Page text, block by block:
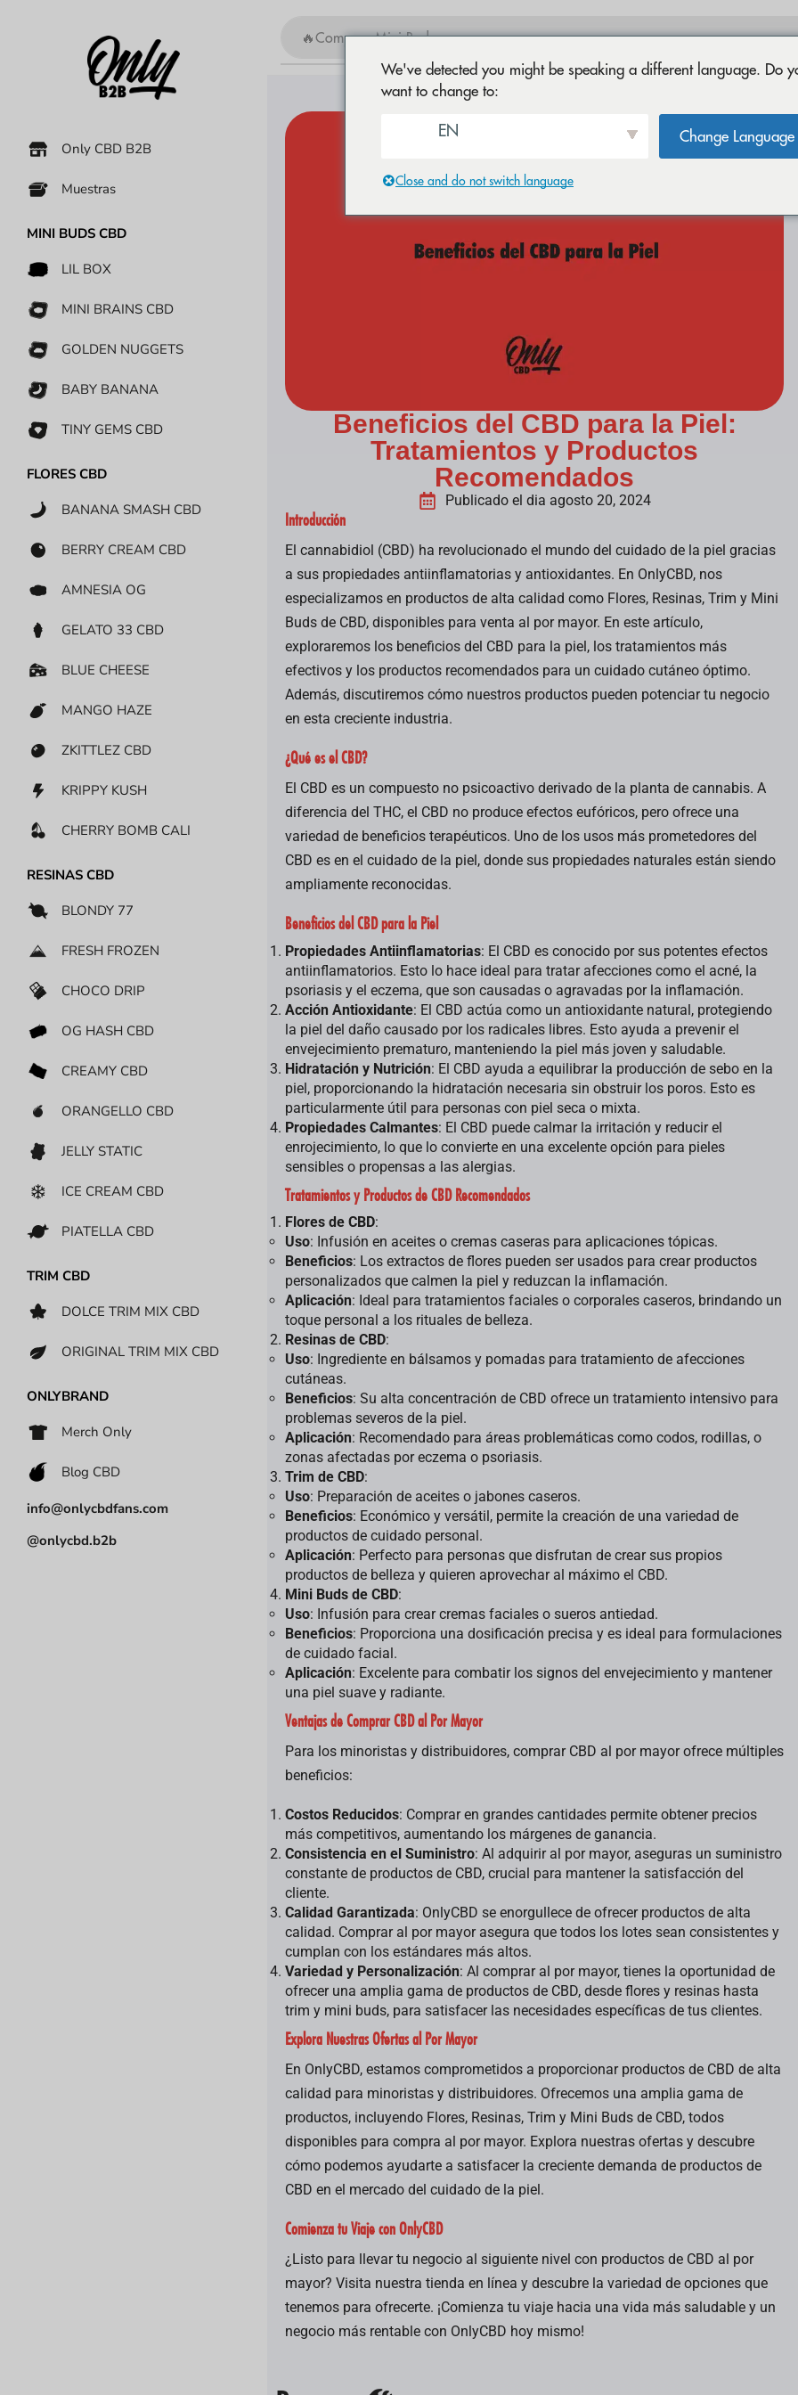
Only CBD B2B
Muestras
MINI BUDS CBD
LIL BOX
MINI BRAINS CBD
GOLDEN NUGGETS
BABY BANANA
TINY GEMS CBD
FLORES CBD
BANANA SMASH CBD
BERRY CREAM CBD
AMNESIA OG
GELATO 33 CBD
BLUE CHEESE
MANGO HAZE
ZKITTLEZ CBD
KRIPPY KUSH
CHERRY BOMB CALI
RESINAS CBD
BLONDY 77
FRESH FROZEN
CHOCO DRIP
OG HASH CBD
CREAMY CBD
ORANGELLO CBD
JELLY STATIC
ICE CREAM CBD
PIATELLA CBD
TRIM CBD
DOLCE TRIM MIX CBD
ORIGINAL TRIM MIX CBD
ONLYBRAND
Merch Only
Blog CBD
info@onlycbdfans.com
@onlycbd.b2b
🍫 Comprar Choco Drip
Beneficios del CBD para la Piel:
Tratamientos y Productos
Recomendados
Publicado el dia agosto 20, 2024
Introducción
El cannabidiol (CBD) ha revolucionado el mundo del cuidado de la piel gracias
a sus propiedades antiinflamatorias y antioxidantes. En OnlyCBD, nos
especializamos en productos de alta calidad como Flores, Resinas, Trim y Mini
Buds de CBD, disponibles para venta al por mayor. En este artículo,
exploraremos los beneficios del CBD para la piel, los tratamientos más
efectivos y los productos recomendados para un cuidado cutáneo óptimo.
Además, discutiremos cómo nuestros productos pueden potenciar tu negocio
en esta creciente industria.
¿Qué es el CBD?
El CBD es un compuesto no psicoactivo derivado de la planta de cannabis. A
diferencia del THC, el CBD no produce efectos eufóricos, pero ofrece una
variedad de beneficios terapéuticos. Uno de los usos más prometedores del
CBD es en el cuidado de la piel, donde sus propiedades naturales están siendo
ampliamente reconocidas.
Beneficios del CBD para la Piel
Propiedades Antiinflamatorias: El CBD es conocido por sus potentes efectos
antiinflamatorios. Esto lo hace ideal para tratar afecciones como el acné, la
psoriasis y el eczema, que son causadas o agravadas por la inflamación.
Acción Antioxidante: El CBD actúa como un antioxidante natural, protegiendo
la piel del daño causado por los radicales libres. Esto ayuda a prevenir el
envejecimiento prematuro, manteniendo la piel más joven y saludable.
Hidratación y Nutrición: El CBD ayuda a equilibrar la producción de sebo en la
piel, proporcionando la hidratación necesaria sin obstruir los poros. Esto es
particularmente útil para personas con piel seca o mixta.
Propiedades Calmantes: El CBD puede calmar la irritación y reducir el
enrojecimiento, lo que lo convierte en una excelente opción para pieles
sensibles o propensas a las alergias.
Tratamientos y Productos de CBD Recomendados
Flores de CBD:
Uso: Infusión en aceites o cremas caseras para aplicaciones tópicas.
Beneficios: Los extractos de flores pueden ser usados para crear productos
personalizados que calmen la piel y reduzcan la inflamación.
Aplicación: Ideal para tratamientos faciales o corporales caseros, brindando un
toque personal a los rituales de belleza.
Resinas de CBD:
Uso: Ingrediente en bálsamos y pomadas para tratamiento de afecciones
cutáneas.
Beneficios: Su alta concentración de CBD ofrece un tratamiento intensivo para
problemas severos de la piel.
Aplicación: Recomendado para áreas problemáticas como codos, rodillas, o
zonas afectadas por eczema o psoriasis.
Trim de CBD:
Uso: Preparación de aceites o jabones caseros.
Beneficios: Económico y versátil, permite la creación de una variedad de
productos de cuidado personal.
Aplicación: Perfecto para personas que disfrutan de crear sus propios
productos de belleza y quieren aprovechar al máximo el CBD.
Mini Buds de CBD:
Uso: Infusión para crear cremas faciales o sueros antiedad.
Beneficios: Proporciona una dosificación precisa y es ideal para formulaciones
de cuidado facial.
Aplicación: Excelente para combatir los signos del envejecimiento y mantener
una piel suave y radiante.
Ventajas de Comprar CBD al Por Mayor
Para los minoristas y distribuidores, comprar CBD al por mayor ofrece múltiples
beneficios:
Costos Reducidos: Comprar en grandes cantidades permite obtener precios
más competitivos, aumentando los márgenes de ganancia.
Consistencia en el Suministro: Al adquirir al por mayor, aseguras un suministro
constante de productos de CBD, crucial para mantener la satisfacción del
cliente.
Calidad Garantizada: OnlyCBD se enorgullece de ofrecer productos de alta
calidad. Comprar al por mayor asegura que todos los lotes sean consistentes y
cumplan con los estándares más altos.
Variedad y Personalización: Al comprar al por mayor, tienes la oportunidad de
ofrecer una amplia gama de productos de CBD, desde flores y resinas hasta
trim y mini buds, para satisfacer las necesidades específicas de tus clientes.
Explora Nuestras Ofertas al Por Mayor
En OnlyCBD, estamos comprometidos a proporcionar productos de CBD de alta
calidad para minoristas y distribuidores. Ofrecemos una amplia gama de
productos, incluyendo Flores, Resinas, Trim y Mini Buds de CBD, todos
disponibles para compra al por mayor. Explora nuestras ofertas y descubre
cómo podemos ayudarte a satisfacer la creciente demanda de productos de
CBD en el mercado del cuidado de la piel.
Comienza tu Viaje con OnlyCBD
¿Listo para llevar tu negocio al siguiente nivel con productos de CBD al por
mayor? Visita nuestra tienda en línea y descubre la variedad de opciones que
tenemos para ofrecerte. ¡Comienza tu viaje hacia una vida más saludable y un
negocio más rentable con OnlyCBD hoy mismo!
06
Jun
GELATO: UNA
Gelato es una
de las
variedades de
cannabis más
populares y
queridas en la
actualidad,
conocida tanto
por su sabor
excepcional
como por sus
efectos...
Leer más
junio 6, 2024
30
AMNESIA HAZE:
El cannabis
Amnesia es una
variedad que
ha capturado
la imaginación
de los
entusiastas del
cannabis en
debido a sus
características
Leer más
mayo 30, 2024
We've detected you might be speaking a different language. Do
want to change to:
EN Change Language
Close and do not switch language